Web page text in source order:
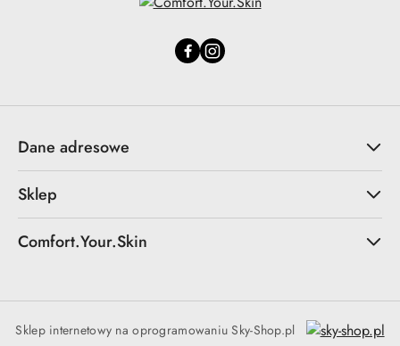
Dane adresowe
Sklep
Comfort.Your.Skin
Sklep internetowy na oprogramowaniu Sky-Shop.pl